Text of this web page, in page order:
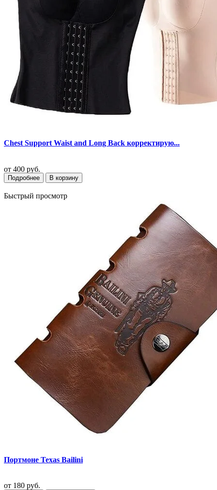
Chest Support Waist and Long Back корректирую...
от 400 руб.
Подробнее В корзину
Быстрый просмотр
Портмоне Texas Bailini
от 180 руб.